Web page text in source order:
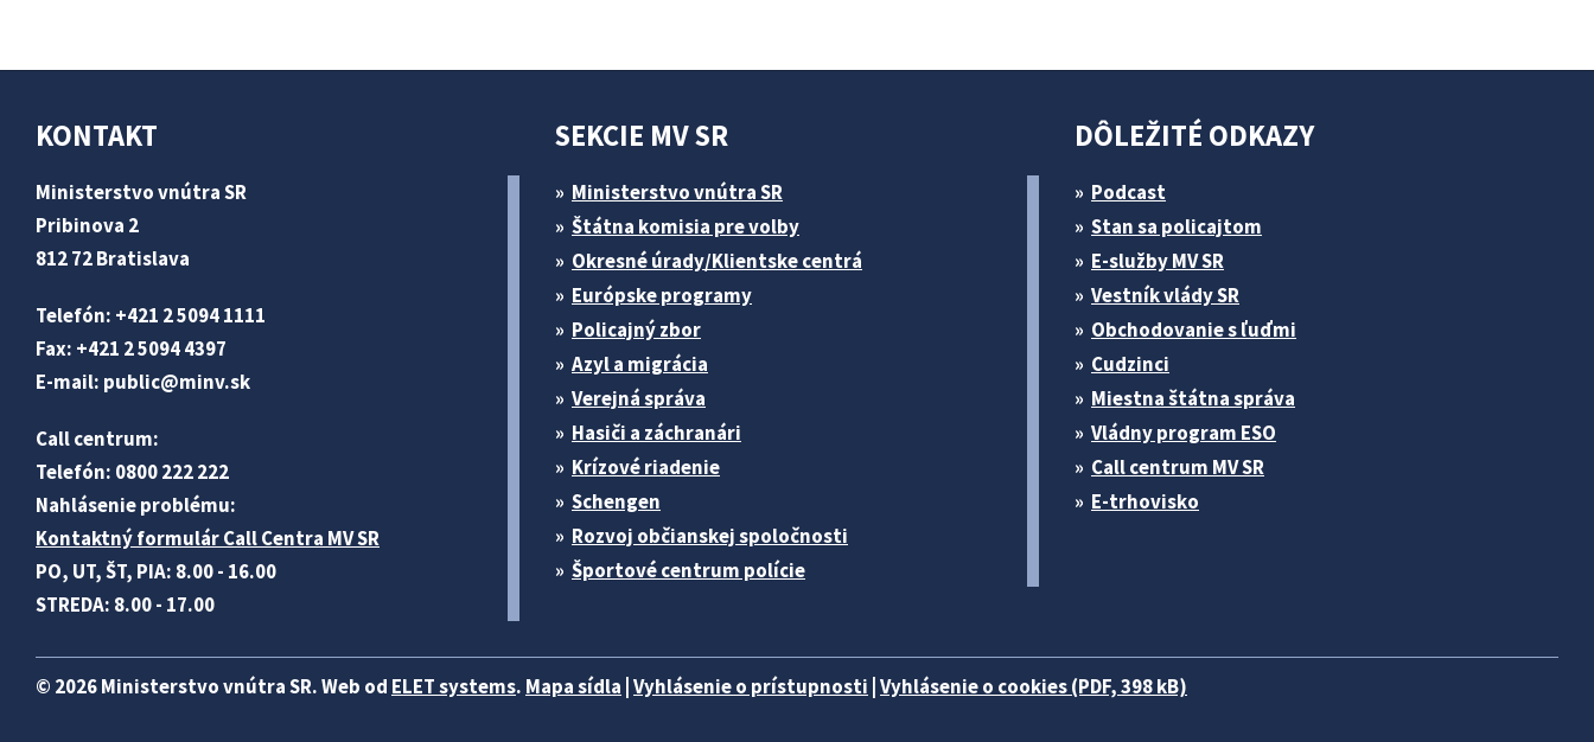
KONTAKT
Ministerstvo vnútra SR
Pribinova 2
812 72 Bratislava
Telefón: +421 2 5094 1111
Fax: +421 2 5094 4397
E-mail: public@minv.sk
Call centrum:
Telefón: 0800 222 222
Nahlásenie problému:
Kontaktný formulár Call Centra MV SR
PO, UT, ŠT, PIA: 8.00 - 16.00
STREDA: 8.00 - 17.00
SEKCIE MV SR
Ministerstvo vnútra SR
Štátna komisia pre volby
Okresné úrady/Klientske centrá
Európske programy
Policajný zbor
Azyl a migrácia
Verejná správa
Hasiči a záchranári
Krízové riadenie
Schengen
Rozvoj občianskej spoločnosti
Športové centrum polície
DÔLEŽITÉ ODKAZY
Podcast
Stan sa policajtom
E-služby MV SR
Vestník vlády SR
Obchodovanie s ľuďmi
Cudzinci
Miestna štátna správa
Vládny program ESO
Call centrum MV SR
E-trhovisko
© 2026 Ministerstvo vnútra SR. Web od ELET systems. Mapa sídla Vyhlásenie o prístupnosti Vyhlásenie o cookies (PDF, 398 kB)